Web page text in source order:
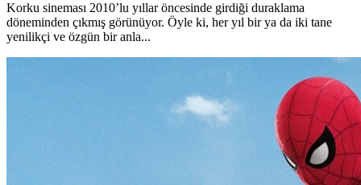
Korku sineması 2010’lu yıllar öncesinde girdiği duraklama
döneminden çıkmış görünüyor. Öyle ki, her yıl bir ya da iki tane
yenilikçi ve özgün bir anla...